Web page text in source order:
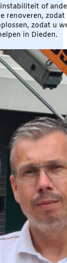
of
renoveren,
zodat u
in Dieden.